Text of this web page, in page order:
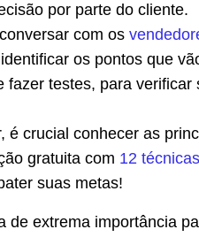
por parte do cliente.
com os
os pontos que
fazer testes, para verificar
é crucial conhecer as
gratuita com 12
suas metas!
de extrema importância